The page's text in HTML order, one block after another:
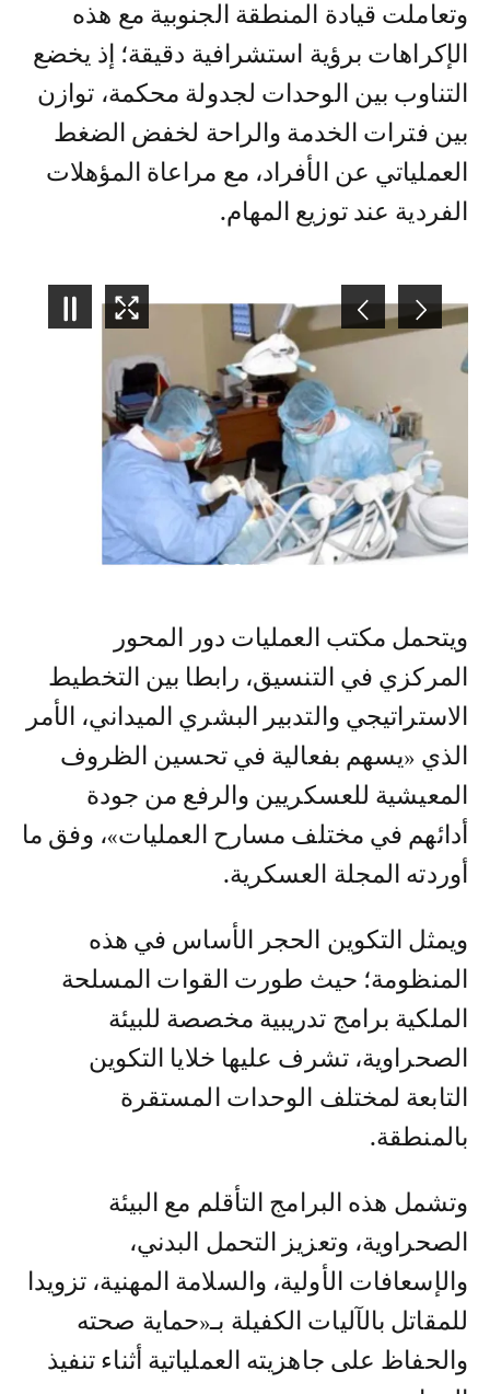
وتعاملت قيادة المنطقة الجنوبية مع هذه
الإكراهات برؤية استشرافية دقيقة؛ إذ يخضع
التناوب بين الوحدات لجدولة محكمة، توازن
بين فترات الخدمة والراحة لخفض الضغط
العملياتي عن الأفراد، مع مراعاة المؤهلات
الفردية عند توزيع المهام.
5
/
20
ويتحمل مكتب العمليات دور المحور
المركزي في التنسيق، رابطا بين التخطيط
الاستراتيجي والتدبير البشري الميداني، الأمر
الذي «يسهم بفعالية في تحسين الظروف
المعيشية للعسكريين والرفع من جودة
أدائهم في مختلف مسارح العمليات»، وفق ما
أوردته المجلة العسكرية.
ويمثل التكوين الحجر الأساس في هذه
المنظومة؛ حيث طورت القوات المسلحة
الملكية برامج تدريبية مخصصة للبيئة
الصحراوية، تشرف عليها خلايا التكوين
التابعة لمختلف الوحدات المستقرة
بالمنطقة.
وتشمل هذه البرامج التأقلم مع البيئة
الصحراوية، وتعزيز التحمل البدني،
والإسعافات الأولية، والسلامة المهنية، تزويدا
للمقاتل بالآليات الكفيلة بـ«حماية صحته
والحفاظ على جاهزيته العملياتية أثناء تنفيذ